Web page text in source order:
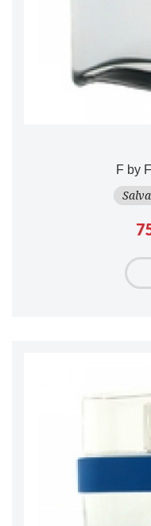
F by